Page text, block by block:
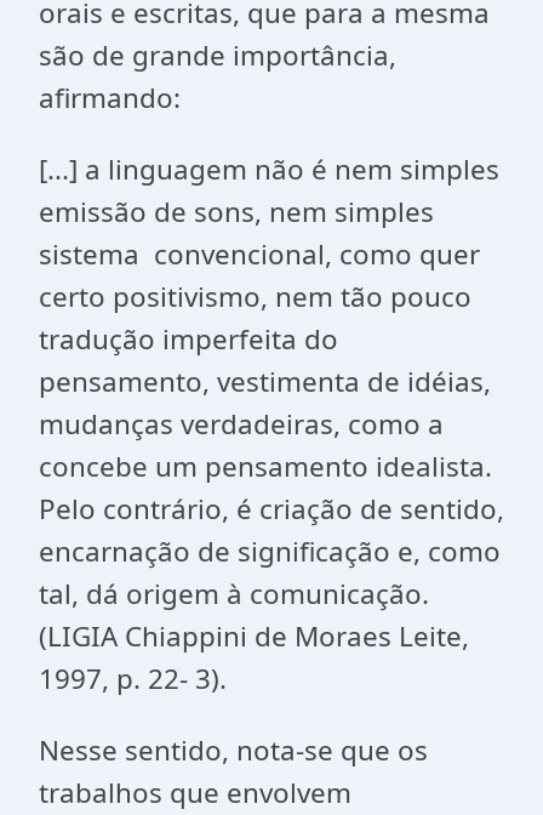
orais e escritas, que para a mesma
são de grande importância,
afirmando:
[...] a linguagem não é nem simples
emissão de sons, nem simples
sistema convencional, como quer
certo positivismo, nem tão pouco
tradução imperfeita do
pensamento, vestimenta de idéias,
mudanças verdadeiras, como a
concebe um pensamento idealista.
Pelo contrário, é criação de sentido,
encarnação de significação e, como
tal, dá origem à comunicação.
(LIGIA Chiappini de Moraes Leite,
1997, p. 22- 3).
Nesse sentido, nota-se que os
trabalhos que envolvem